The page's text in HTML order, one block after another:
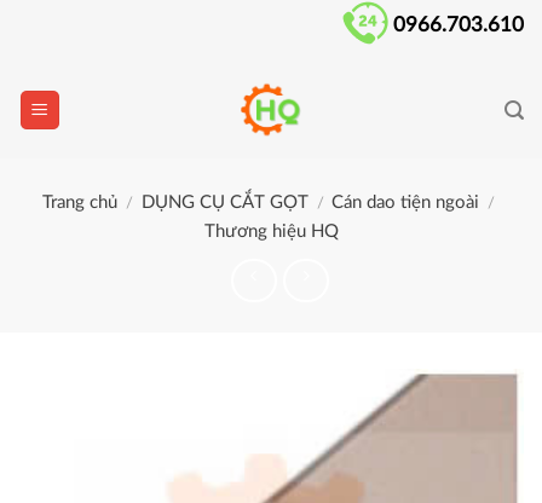
0966.703.610
Trang chủ / DỤNG CỤ CẮT GỌT / Cán dao tiện ngoài /
Thương hiệu HQ